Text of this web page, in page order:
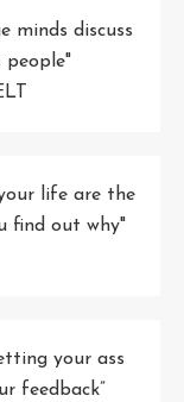
minds discuss
people"
life are the
find out why"
your ass
feedback”